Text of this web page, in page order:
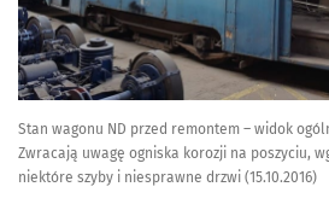
Stan wagonu ND przed remontem – widok
Zwracają uwagę ogniska korozji na poszyciu,
niektóre szyby i niesprawne drzwi (15.10.2016)